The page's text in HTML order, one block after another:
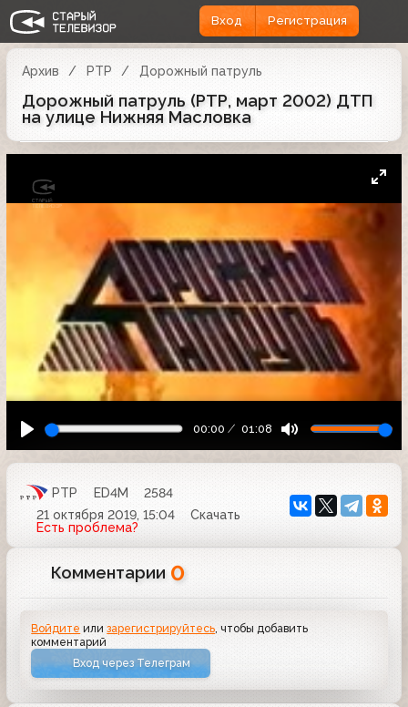
Вход Регистрация
Архив РТР Дорожный патруль
Дорожный патруль (РТР, март 2002) ДТП
на улице Нижняя Масловка
00:00 01:08
РТР ED4M
2584
21 октября 2019, 15:04
Скачать
Есть проблема?
Комментарии 0
Войдите илизарегистрируйтесь, чтобы добавить
комментарий
Вход через Телеграм